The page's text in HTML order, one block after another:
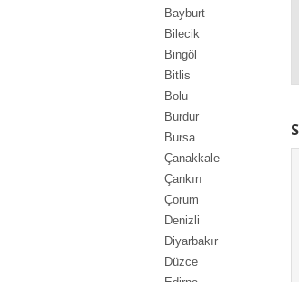
Bayburt
Bilecik
Bingöl
Bitlis
Bolu
Burdur
Bursa
Çanakkale
Çankırı
Çorum
Denizli
Diyarbakır
Düzce